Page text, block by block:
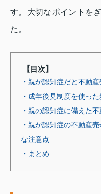
す。大切なポイントを
た。
【目次】
・親が認知症だと不動
・成年後見制度を使っ
・親の認知症に備えた
・親が認知症の不動産
な注意点
・まとめ